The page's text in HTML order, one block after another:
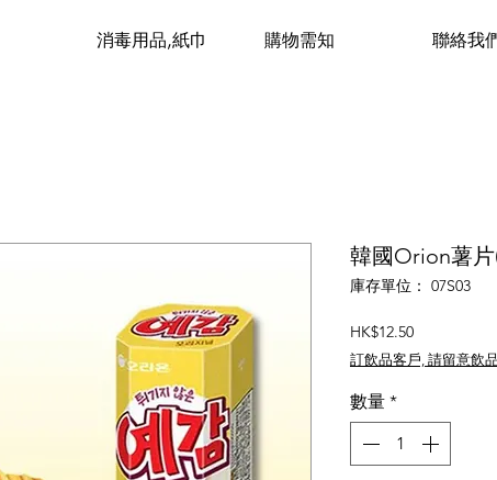
消毒用品,紙巾 購物需知 聯絡我
韓國Orion薯
庫存單位： 07S03
HK$12.50價
格
訂飲品客戶, 請留意飲
數量 *